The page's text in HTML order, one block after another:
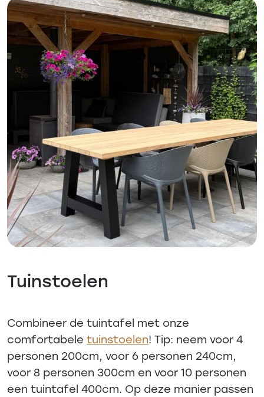
Tuinstoelen
Combineer de tuintafel met onze
comfortabele tuinstoelen! Tip: neem voor 4
personen 200cm, voor 6 personen 240cm,
voor 8 personen 300cm en voor 10 personen
een tuintafel 400cm. Op deze manier passen